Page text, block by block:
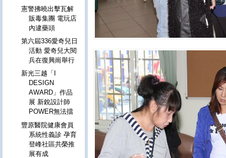
憲警拂曉出擊瓦解
販毒集團 電玩店
內逮藥頭
第六屆336愛奇兒日
活動 愛奇兒大閱
兵在復興崗舉行
新光三越「I
DESIGN
AWARD」作品
展 新銳設計師
POWER無法擋
豐原醫院健康會員
系統性義診 孕育
登峰社區共榮推
展有成